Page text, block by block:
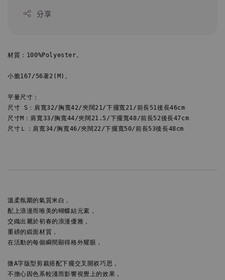
分享
材質：100%Polyester。
小脆167/56著2(M)。
平量尺寸：
尺寸 S：肩寬32/胸寬42/夾闊21/下擺寬21/前長51後長46cm
尺寸M：肩寬33/胸寬44/夾闊21.5/下擺寬48/前長52後長47cm
尺寸Ｌ：肩寬34/胸寬46/夾闊22/下擺寬50/前長53後長48cm
溫柔氛圍的氣質米白，
配上浪漫而唯美的蝴蝶結元素，
交織出屬於初春的浪漫優雅，
重磅的緞面材質，
在活動的每個瞬間顯得格外耀眼，
微A字版型剪裁搭配下擺交叉開衩巧思，
不擔心因色系較淺而影響視覺上的效果，